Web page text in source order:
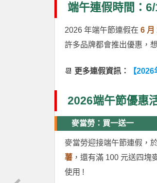
端午連假時間：
2026 年端午節連假在 6 月
許多品牌都會推出優惠，
📆 更多連假資訊： 【
2026端午節優惠
麥當勞：買一送一
麥當勞迎接端午節連假，
薯 ，還有滿 100 元送四
使用 !